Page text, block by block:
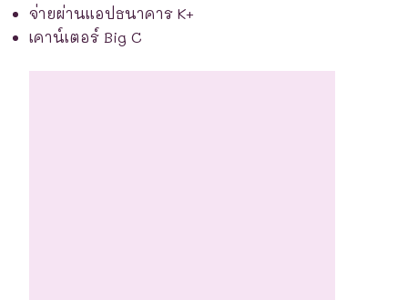
จ่ายผ่านแอปธนาคาร K+
เคาน์เตอร์ Big C